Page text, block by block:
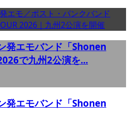
発エモバンド「Shonen
で九州2公演を...
発エモバンド「Shonen